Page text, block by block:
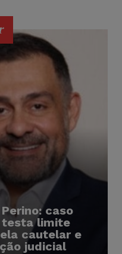
caso
testa limite
cautelar e
judicial